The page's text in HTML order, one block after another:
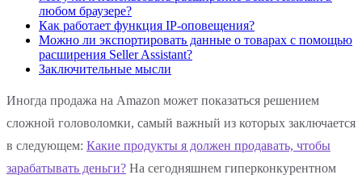
любом браузере?
Как работает функция IP-оповещения?
Можно ли экспортировать данные о товарах с помощью
расширения Seller Assistant?
Заключительные мысли
Иногда продажа на Amazon может показаться решением
сложной головоломки, самый важный из которых заключается
в следующем: Какие продукты я должен продавать, чтобы
зарабатывать деньги? На сегодняшнем гиперконкурентном